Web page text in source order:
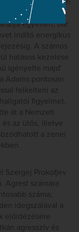
mentén, Bach
a 20. századi
egyetlen, bár
indító energikus
A számos
hatásos kezelése
igényelte majd'
Adams pontosan
felkelteni az
figyelmet.
át a Nemzeti
és az ütős, illetve
a zenei
Szergej Prokofjev
Agrest számára
száma,
idegszálával a
előidézésére
agresszív és